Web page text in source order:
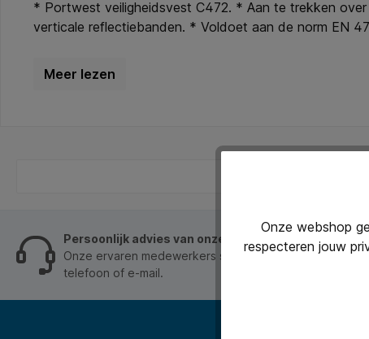
* Portwest veiligheidsvest C472. * Aan te trekken
verticale reflectiebanden. * Voldoet aan de norm EN
Persoonlijk advies van onze klantenservice
Onze ervaren medewerkers staan je graag op
telefoon of e-mail.
Onze webshop
respecteren jouw